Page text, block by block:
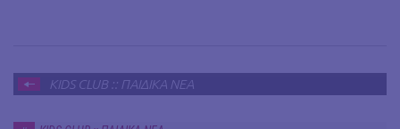
KIDS CLUB :: ΠΑΙΔΙΚΑ ΝΕΑ